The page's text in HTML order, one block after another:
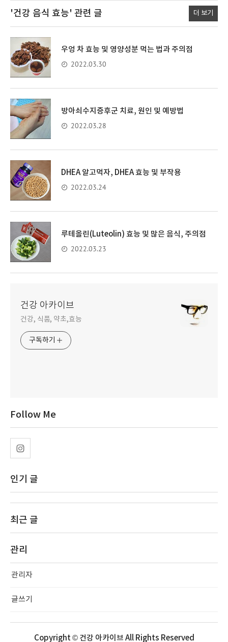
'건강 음식 효능' 관련 글 더 보기
우엉 차 효능 및 영양성분 먹는 법과 주의점
2022.03.30
방아쇠수지증후군 치료, 원인 및 예방법
2022.03.28
DHEA 알고먹자, DHEA 효능 및 부작용
2022.03.24
루테올린(Luteolin) 효능 및 많은 음식, 주의점
2022.03.23
건강 아카이브
건강, 식품, 약초,효능
구독하기
Follow Me
인기 글
최근 글
관리
관리자
글쓰기
Copyright © 건강 아카이브 All Rights Reserved